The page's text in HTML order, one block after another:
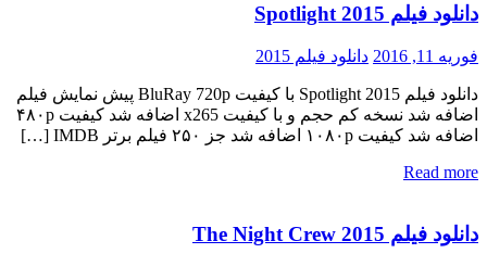
دانلود فیلم Spotlight 2015
فوریه 11, 2016 دانلود فیلم 2015
دانلود فیلم Spotlight 2015 با کیفیت BluRay 720p پیش نمایش فیلم
اضافه شد نسخه کم حجم و با کیفیت x265 اضافه شد کیفیت ۴۸۰p
اضافه شد کیفیت ۱۰۸۰p اضافه شد جز ۲۵۰ فیلم برتر IMDB […]
Read more
دانلود فیلم The Night Crew 2015